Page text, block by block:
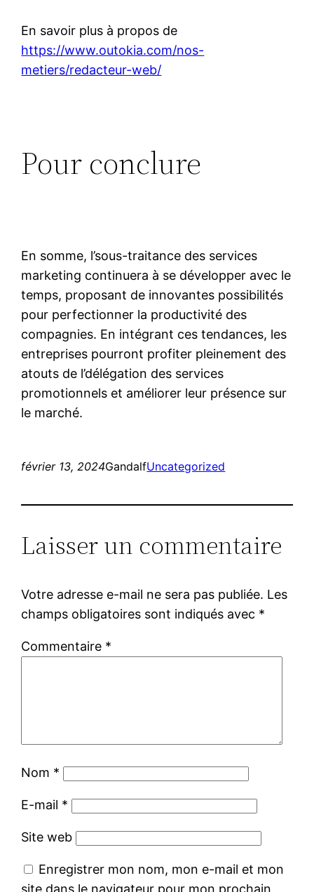
En savoir plus à propos de
https://www.outokia.com/nos-
metiers/redacteur-web/
Pour conclure
En somme, l’sous-traitance des services
marketing continuera à se développer avec le
temps, proposant de innovantes possibilités
pour perfectionner la productivité des
compagnies. En intégrant ces tendances, les
entreprises pourront profiter pleinement des
atouts de l’délégation des services
promotionnels et améliorer leur présence sur
le marché.
février 13, 2024GandalfUncategorized
Laisser un commentaire
Votre adresse e-mail ne sera pas publiée. Les
champs obligatoires sont indiqués avec *
Commentaire *
Nom *
E-mail *
Site web
Enregistrer mon nom, mon e-mail et mon